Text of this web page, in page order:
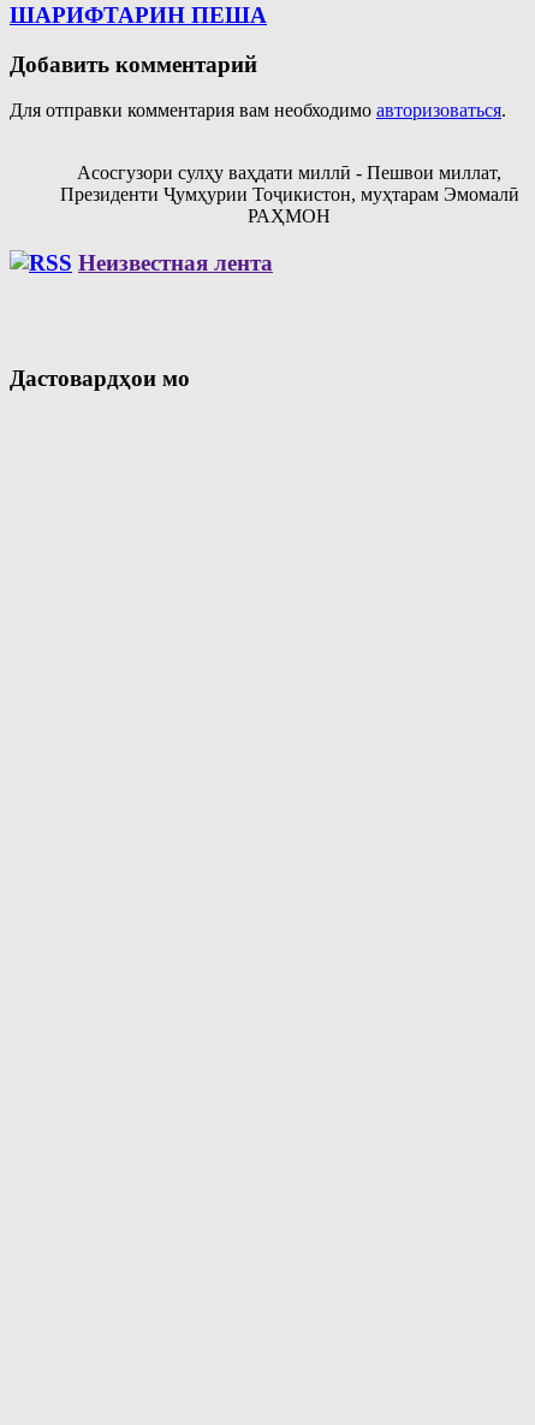
ШАРИФТАРИН ПЕША
Добавить комментарий
Для отправки комментария вам необходимо авторизоваться.
Асосгузори сулҳу ваҳдати миллӣ - Пешвои миллат,
Президенти Ҷумҳурии Тоҷикистон, муҳтарам Эмомалӣ
РАҲМОН
Неизвестная лента
Дастовардҳои мо